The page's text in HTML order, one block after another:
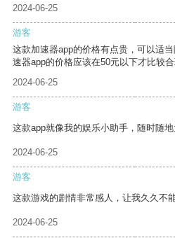
2024-06-25
游客
这款加速器app的价格有点贵，可以适
速器app的价格应该在50元以下才比较合
2024-06-25
游客
这款app就像我的娱乐小助手，随时随地
2024-06-25
游客
这款游戏的剧情非常感人，让我久久不能
2024-06-25